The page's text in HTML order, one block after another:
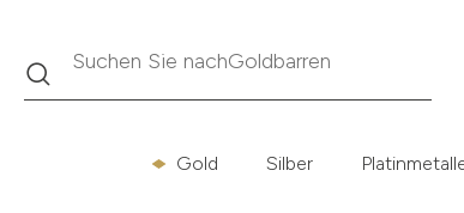
Suche Suchen Sie nachKrügerrand
Gold Silber